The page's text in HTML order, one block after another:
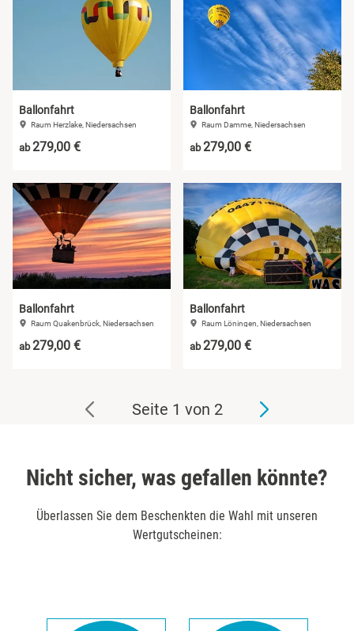
Ballonfahrt
Raum Herzlake, Niedersachsen
ab279,00 €
Ballonfahrt
Raum Damme, Niedersachsen
ab279,00 €
Ballonfahrt
Raum Quakenbrück, Niedersachsen
ab279,00 €
Ballonfahrt
Raum Löningen, Niedersachsen
ab279,00 €
Seite 1 von 2
Nicht sicher, was gefallen könnte?
Überlassen Sie dem Beschenkten die Wahl mit unseren
Wertgutscheinen: